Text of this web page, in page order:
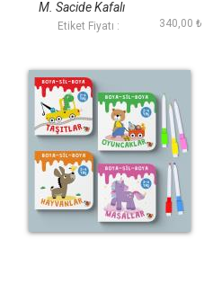
M. Sacide Kafalı
Etiket Fiyatı : 340,00 ₺